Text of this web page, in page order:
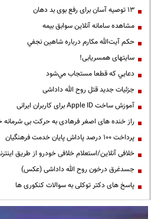
13 توصیه آسان برای رفع بوی بد دهان
مشاهده سامانه آنلاين سوابق بیمه
حكم آيت‌الله مكارم درباره شاهين نجفي
سایتهای همسریابی!
دعايي كه قطعا مستجاب مي‌شود
جزئیات جدید قتل روح الله داداشی
آموزش ساخت Apple ID برای کاربران ایرانی
راز خنده های اصغر فرهادی به حرکت بی شرمانه
پرداخت ۱۰۰ درصد پاداش پایان خدمت فرهنگیان
خلافی آنلاین/استعلام خلافی خودرو از طریق
جسدغرق درخون روح الله داداشی (عکس)
پاسخ های دکتر توکلی به سوالات کنکوری ها